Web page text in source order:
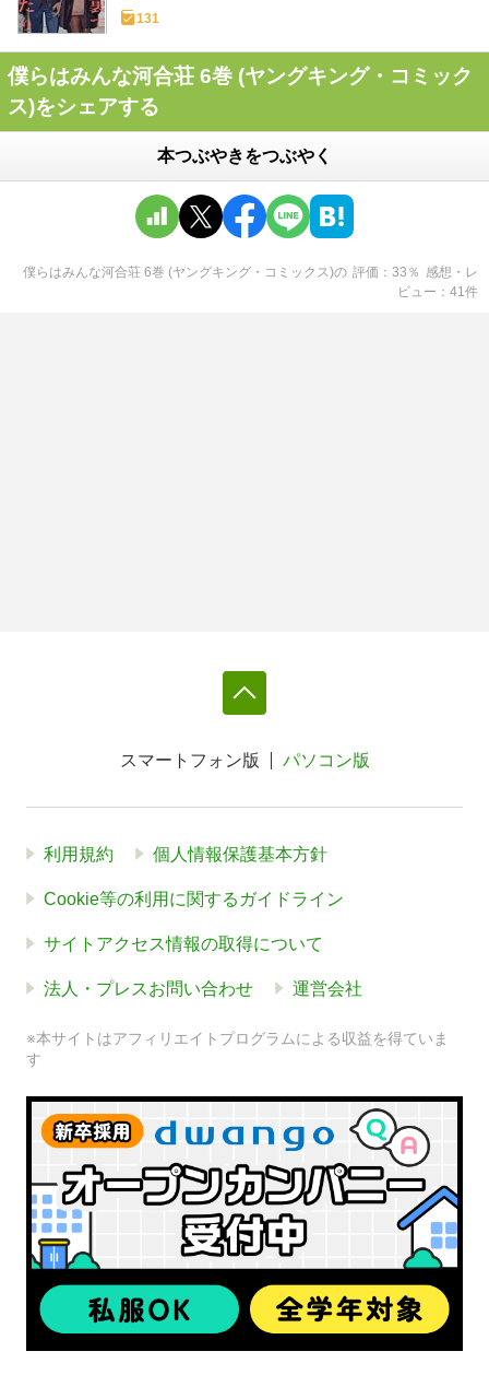
131
僕らはみんな河合荘 6巻 (ヤングキング・コミック
ス)をシェアする
本つぶやきをつぶやく
僕らはみんな河合荘 6巻 (ヤングキング・コミックス)の 評価 33 ％ 感想・レ
ビュー
41 件
スマートフォン版 パソコン版
利用規約 個人情報保護基本方針
Cookie等の利用に関するガイドライン
サイトアクセス情報の取得について
法人・プレスお問い合わせ 運営会社
※本サイトはアフィリエイトプログラムによる収益を得ていま
す